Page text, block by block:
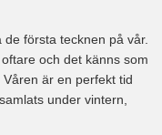
första tecknen på vår.
och det känns som
är en perfekt tid
under vintern,